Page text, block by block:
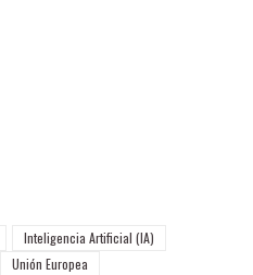
Inteligencia Artificial (IA)
Unión Europea